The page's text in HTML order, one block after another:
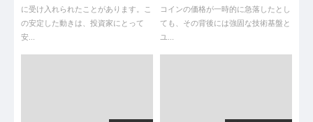
に受け入れられたことがあります。こ
の安定した動きは、投資家にとって
安...
コインの価格が一時的に急落したとし
ても、その背後には強固な技術基盤と
ユ...